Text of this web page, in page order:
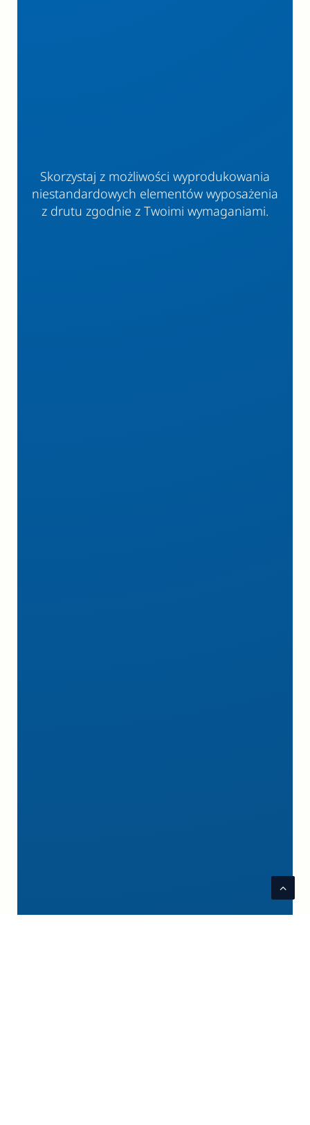
Skorzystaj z możliwości wyprodukowania
niestandardowych elementów wyposażenia
z drutu zgodnie z Twoimi wymaganiami.